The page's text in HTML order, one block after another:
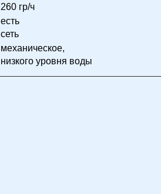
260 гр/ч
есть
сеть
механическое,
низкого уровня воды